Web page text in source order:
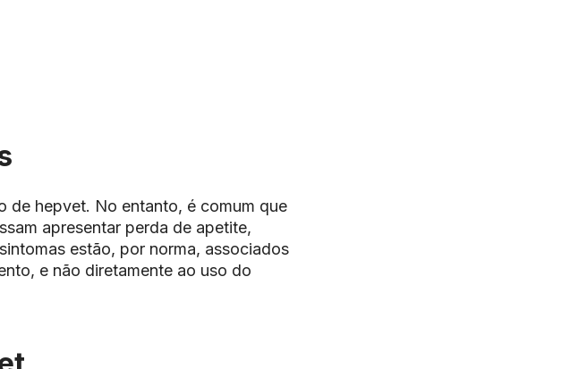
de hepvet. No entanto, é comum que
apresentar perda de apetite,
estão, por norma, associados
e não diretamente ao uso do